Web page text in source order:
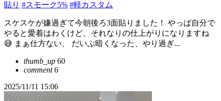
貼り #スモーク5% #軽カスタム
スケスケが嫌過ぎて今朝後ろ3面貼りました！ やっぱ自分で
やると愛着はわくけど、それなりの仕上がりになりますね
😅 まぁ仕方ない、 だいぶ暗くなった、やり過ぎ...
thumb_up 60
comment6
2025/11/11 15:06